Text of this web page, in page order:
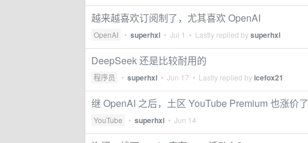
越来越喜欢订阅制了，尤其喜欢 OpenAI
OpenAI • superhxl • Jul 1 • Lastly replied bysuperhxl
DeepSeek 还是比较耐用的
程序员 • superhxl • Jun 17 • Lastly replied byicefox21
继 OpenAI 之后，土区 YouTube Premium 也涨价了
YouTube • superhxl • Jun 14